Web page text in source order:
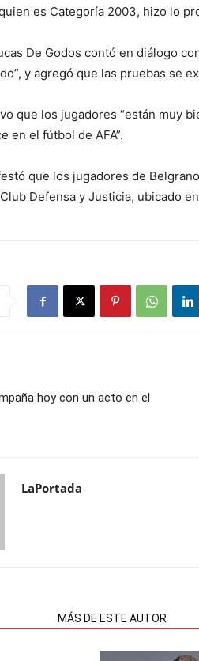
es Categoría 2003, hizo lo
De Godos contó en diálogo
y agregó que las pruebas se
que los jugadores “están muy
en el fútbol de AFA”.
que los jugadores de
Defensa y Justicia, ubicado
hoy con un acto en el
LaPortada
MÁS DE ESTE AUTOR